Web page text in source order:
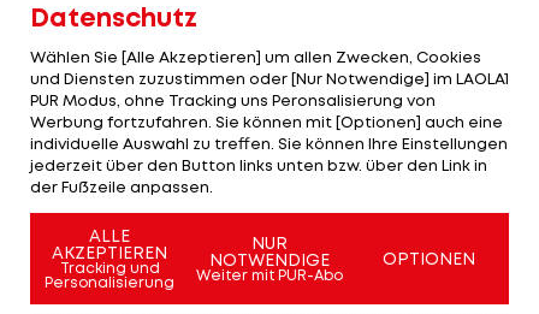
KOMMENTARE
Datenschutz
Wählen Sie [Alle Akzeptieren] um allen Zwecken, Cookies
und Diensten zuzustimmen oder [Nur Notwendige] im LAOLA1
PUR Modus, ohne Tracking uns Peronsalisierung von
Werbung fortzufahren. Sie können mit [Optionen] auch eine
individuelle Auswahl zu treffen. Sie können Ihre Einstellungen
jederzeit über den Button links unten bzw. über den Link in
der Fußzeile anpassen.
ALLE
AKZEPTIEREN
Tracking und
Personalisierung
NUR
NOTWENDIGE
Weiter mit PUR-Abo
OPTIONEN